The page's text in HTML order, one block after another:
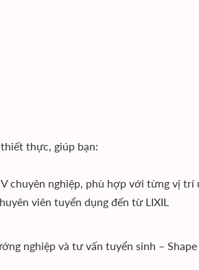
thực, giúp bạn:
chuyên nghiệp, phù hợp với từng vị trí
viên tuyển dụng đến từ LIXIL
nghiệp và tư vấn tuyển sinh – Shape